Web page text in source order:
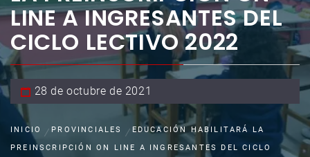
LINE A INGRESANTES DEL
CICLO LECTIVO 2022
28 de octubre de 2021
INICIO PROVINCIALES
EDUCACIÓN HABILITARÁ LA
PREINSCRIPCIÓN ON LINE A INGRESANTES DEL CICLO